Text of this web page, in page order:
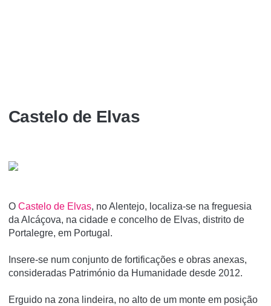
Castelo de Elvas
O Castelo de Elvas, no Alentejo, localiza-se na freguesia
da Alcáçova, na cidade e concelho de Elvas, distrito de
Portalegre, em Portugal.
Insere-se num conjunto de fortificações e obras anexas,
consideradas Património da Humanidade desde 2012.
Erguido na zona lindeira, no alto de um monte em posição